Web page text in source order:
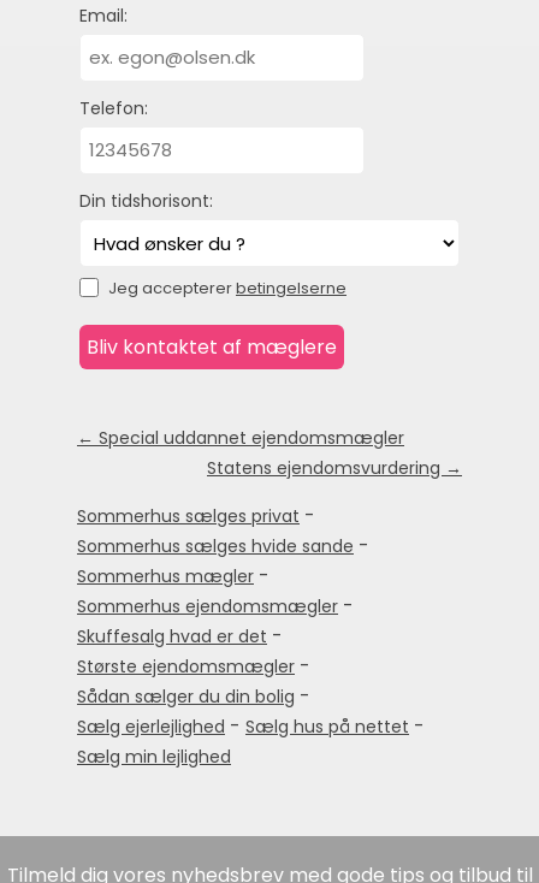
Email:
Telefon:
Din tidshorisont:
Jeg acceptererbetingelserne
← Special uddannet ejendomsmægler
Statens ejendomsvurdering →
Sommerhus sælges privat -
Sommerhus sælges hvide sande -
Sommerhus mægler -
Sommerhus ejendomsmægler -
Skuffesalg hvad er det -
Største ejendomsmægler -
Sådan sælger du din bolig -
Sælg ejerlejlighed - Sælg hus på nettet -
Sælg min lejlighed
Tilmeld dig vores nyhedsbrev med gode tips og tilbud til